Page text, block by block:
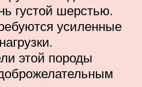
густой шерстью.
усиленные
этой породы